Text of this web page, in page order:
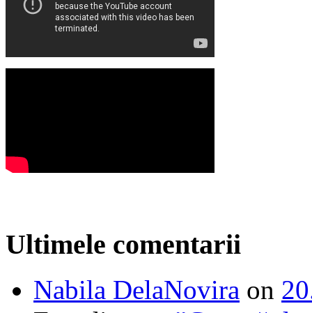
Ultimele comentarii
Nabila DelaNovira on